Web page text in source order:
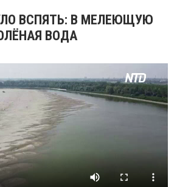
ВСПЯТЬ: В МЕЛЕЮЩУЮ
ВОДА